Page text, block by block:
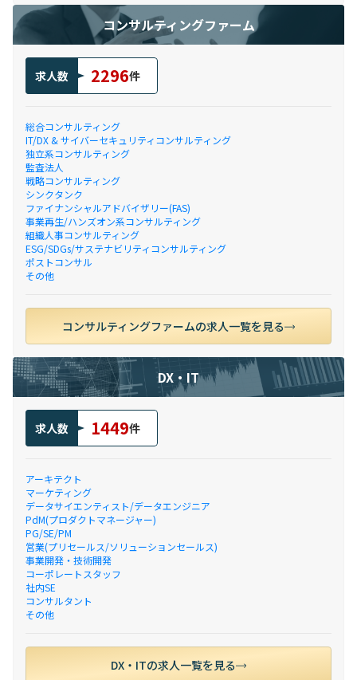
コンサルティングファーム
求人数 2296件
総合コンサルティング
IT/DX & サイバーセキュリティコンサルティング
独立系コンサルティング
監査法人
戦略コンサルティング
シンクタンク
ファイナンシャルアドバイザリー(FAS)
事業再生/ハンズオン系コンサルティング
組織人事コンサルティング
ESG/SDGs/サステナビリティコンサルティング
ポストコンサル
その他
コンサルティングファームの求人一覧を見る
DX・IT
求人数 1449件
アーキテクト
マーケティング
データサイエンティスト/データエンジニア
PdM(プロダクトマネージャー)
PG/SE/PM
営業(プリセールス/ソリューションセールス)
事業開発・技術開発
コーポレートスタッフ
社内SE
コンサルタント
その他
DX・ITの求人一覧を見る